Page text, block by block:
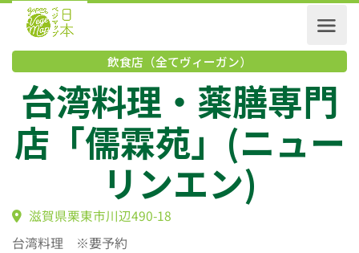
飲食店（全てヴィーガン）
台湾料理・薬膳専
店「儒霖苑」(ニュ
リンエン)
滋賀県栗東市川辺490-18
台湾料理 ※要予約